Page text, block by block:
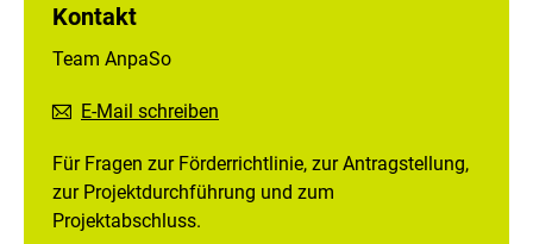
Kontakt
Team AnpaSo
E-Mail schreiben
Für Fragen zur Förderrichtlinie, zur Antragstellung,
zur Projektdurchführung und zum
Projektabschluss.